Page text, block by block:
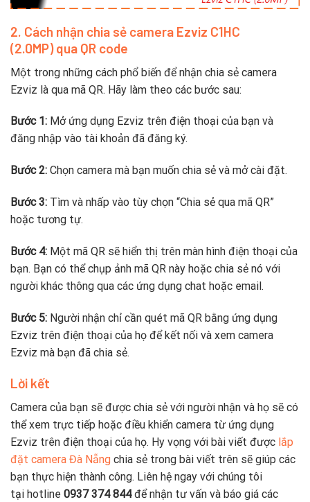
2. Cách nhận chia sẻ camera Ezviz C1HC
(2.0MP) qua QR code
Một trong những cách phổ biến để nhận chia sẻ camera
Ezviz là qua mã QR. Hãy làm theo các bước sau:
Bước 1: Mở ứng dụng Ezviz trên điện thoại của bạn và
đăng nhập vào tài khoản đã đăng ký.
Bước 2: Chọn camera mà bạn muốn chia sẻ và mở cài đặt.
Bước 3: Tìm và nhấp vào tùy chọn “Chia sẻ qua mã QR”
hoặc tương tự.
Bước 4: Một mã QR sẽ hiển thị trên màn hình điện thoại của
bạn. Bạn có thể chụp ảnh mã QR này hoặc chia sẻ nó với
người khác thông qua các ứng dụng chat hoặc email.
Bước 5: Người nhận chỉ cần quét mã QR bằng ứng dụng
Ezviz trên điện thoại của họ để kết nối và xem camera
Ezviz mà bạn đã chia sẻ.
Lời kết
Camera của bạn sẽ được chia sẻ với người nhận và họ sẽ có
thể xem trực tiếp hoặc điều khiển camera từ ứng dụng
Ezviz trên điện thoại của họ. Hy vọng với bài viết được lắp
đặt camera Đà Nẵng chia sẻ trong bài viết trên sẽ giúp các
bạn thực hiện thành công. Liên hệ ngay với chúng tôi
tại hotline 0937 374 844để nhận tư vấn và báo giá các